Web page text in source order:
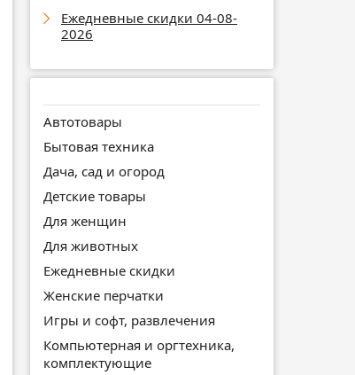
Ежедневные скидки 04-08-
2026
Автотовары
Бытовая техника
Дача, сад и огород
Детские товары
Для женщин
Для животных
Ежедневные скидки
Женские перчатки
Игры и софт, развлечения
Компьютерная и оргтехника,
комплектующие